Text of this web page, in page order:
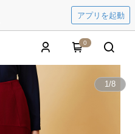
アプリを起動
0
1/8